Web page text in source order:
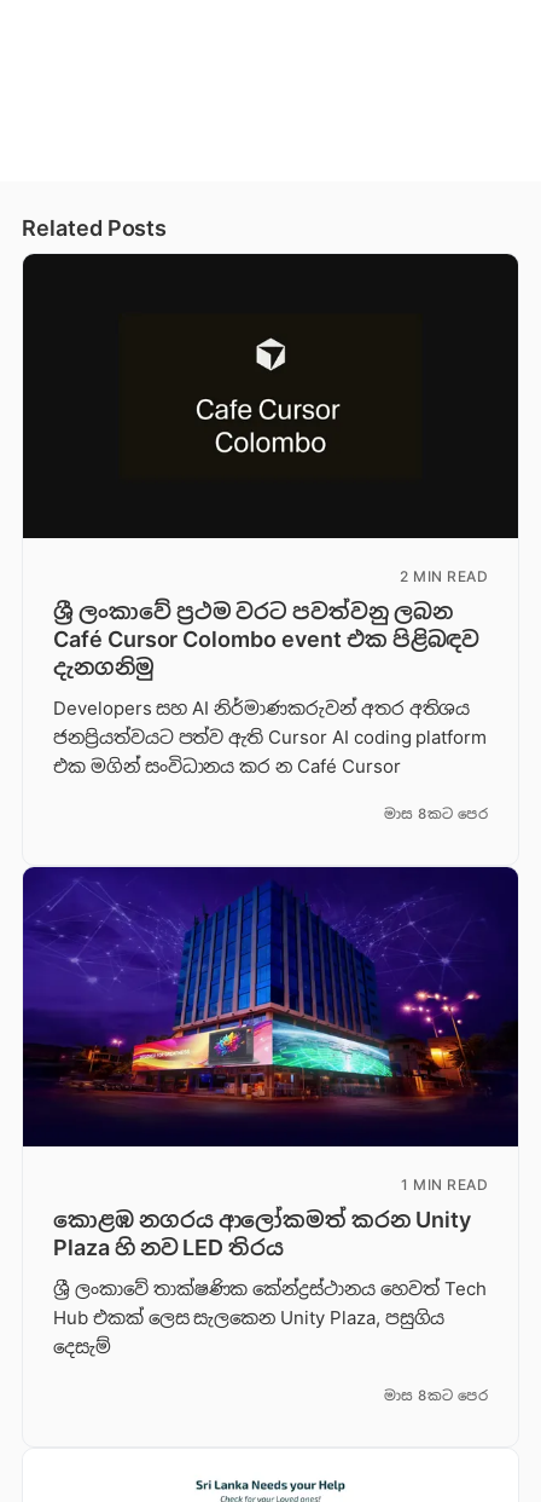
Related Posts
2 MIN READ
ශ්‍රී ලංකාවේ ප්‍රථම වරට පවත්වනු ලබන
Café Cursor Colombo event එක පිළිබඳව
දැනගනිමු
Developers සහ AI නිර්මාණකරුවන් අතර අතිශය
ජනප්‍රියත්වයට පත්ව ඇති Cursor AI coding platform
එක මගින් සංවිධානය කර න Café Cursor
මාස 8කට පෙර
1 MIN READ
කොළඹ නගරය ආලෝකමත් කරන Unity
Plaza හි නව LED තිරය
ශ්‍රී ලංකාවේ තාක්ෂණික කේන්ද්‍රස්ථානය හෙවත් Tech
Hub එකක් ලෙස සැලකෙන Unity Plaza, පසුගිය
දෙසැම්
මාස 8කට පෙර